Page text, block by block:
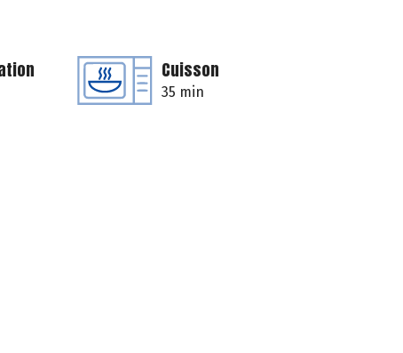
Cuisson
35 min